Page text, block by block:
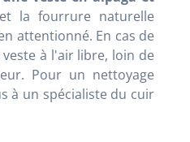
la fourrure naturelle
attentionné. En cas de
à l'air libre, loin de
Pour un nettoyage
à un spécialiste du cuir